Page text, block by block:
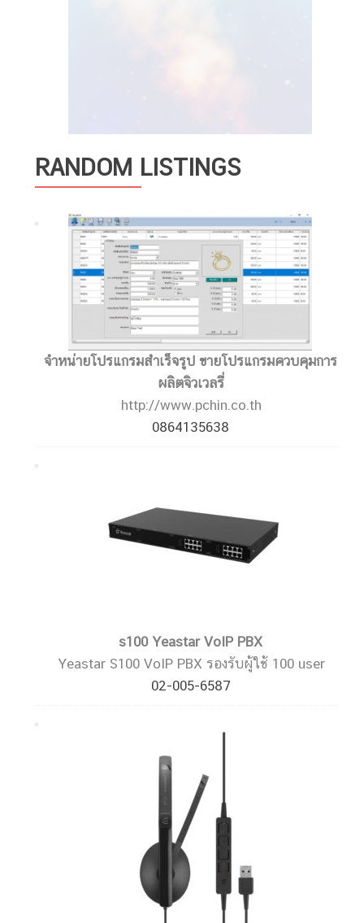
RANDOM LISTINGS
จำหน่ายโปรแกรมสำเร็จรูป ขายโปรแกรมควบคุมการ
ผลิตจิวเวลรี่
http://www.pchin.co.th
0864135638
s100 Yeastar VoIP PBX
Yeastar S100 VoIP PBX รองรับผู้ใช้ 100 user
02-005-6587